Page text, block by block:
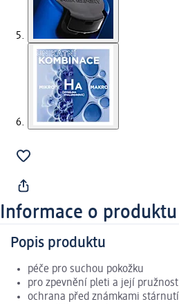
Informace o produktu
Popis produktu
péče pro suchou pokožku
pro zpevnění pleti a její pružnost
ochrana před známkami stárnutí